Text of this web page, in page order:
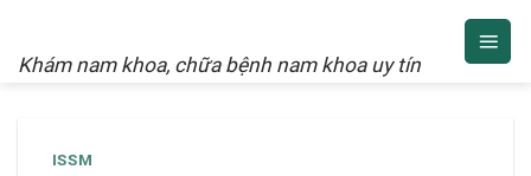
Khám nam khoa, chữa bệnh nam khoa uy tín
ISSM